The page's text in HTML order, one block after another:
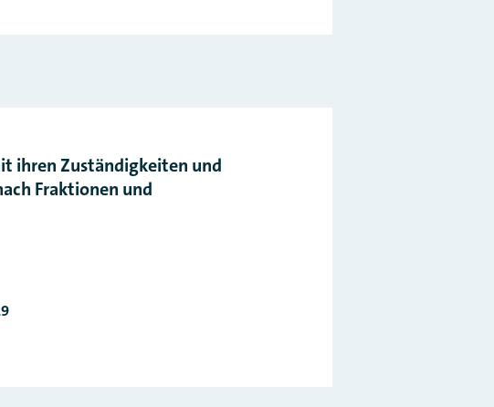
ihren Zuständigkeiten und
Fraktionen und